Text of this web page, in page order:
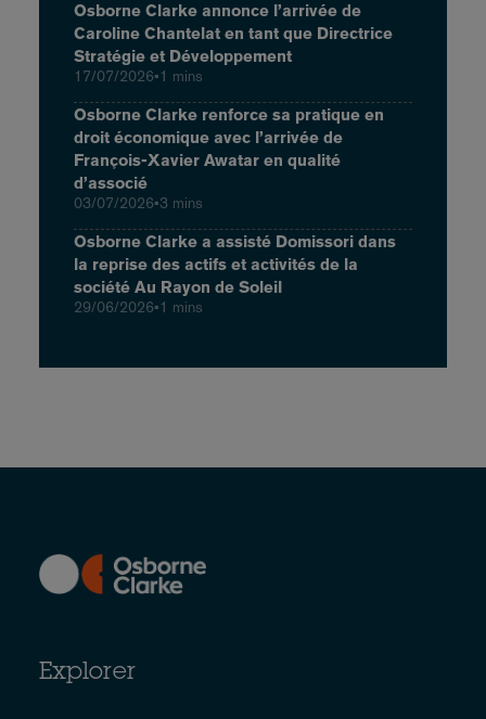
Osborne Clarke annonce l’arrivée de
Caroline Chantelat en tant que Directrice
Stratégie et Développement
17/07/2026•1 mins
Osborne Clarke renforce sa pratique en
droit économique avec l’arrivée de
François-Xavier Awatar en qualité
d’associé
03/07/2026•3 mins
Osborne Clarke a assisté Domissori dans
la reprise des actifs et activités de la
société Au Rayon de Soleil
29/06/2026•1 mins
Explorer